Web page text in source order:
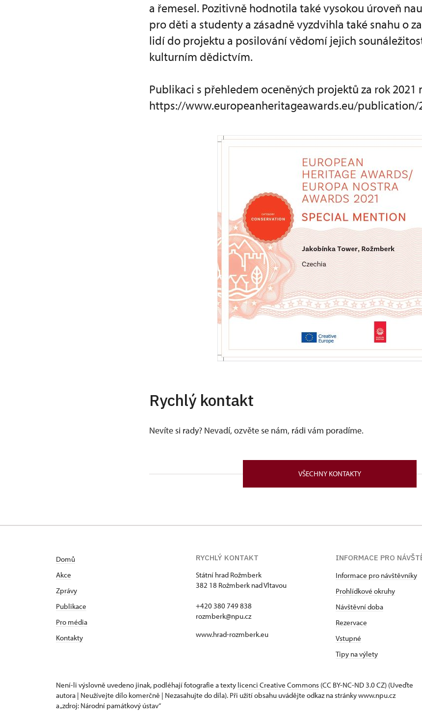
a řemesel. Pozitivně hodnotila také vysokou úroveň
pro děti a studenty a zásadně vyzdvihla také snahu o
lidí do projektu a posilování vědomí jejich
kulturním dědictvím.
Publikaci s přehledem oceněných projektů za rok 2021
https://www.europeanheritageawards.eu/publication/
Rychlý kontakt
Nevíte si rady? Nevadí, ozvěte se nám, rádi vám poradíme.
VŠECHNY KONTAKTY
Domů
Akce
Zprávy
Publikace
Pro média
Kontakty
RYCHLÝ KONTAKT
Státní hrad Rožmberk
382 18 Rožmberk nad Vltavou
+420 380 749 838
rozmberk@npu.cz
www.hrad-rozmberk.eu
INFORMACE PRO
Informace pro návštěvníky
Prohlídkové okruhy
Návštěvní doba
Rezervace
Vstupné
Tipy na výlety
Není-li výslovně uvedeno jinak, podléhají fotografie a texty licenci Creative Commons (CC BY-NC-ND 3.0 CZ) (Uveďte
autora | Neužívejte dílo komerčně | Nezasahujte do díla). Při užití obsahu uvádějte odkaz na stránky www.npu.cz
a „zdroj: Národní památkový ústav“